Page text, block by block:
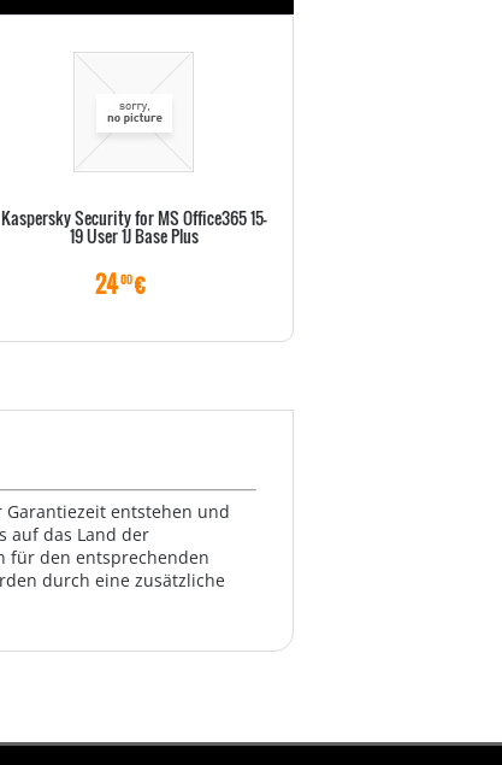
Kaspersky Security for MS Office365 15-
19 User 1J Base Plus
2400€
entstehen und
auf das Land der
für den entsprechenden
durch eine zusätzliche